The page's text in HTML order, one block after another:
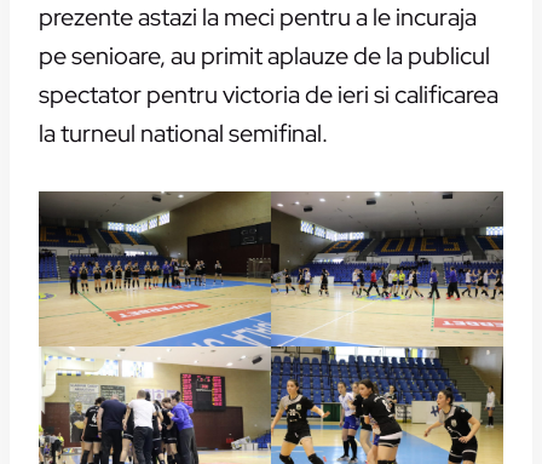
prezente astazi la meci pentru a le incuraja
pe senioare, au primit aplauze de la publicul
spectator pentru victoria de ieri si calificarea
la turneul national semifinal.